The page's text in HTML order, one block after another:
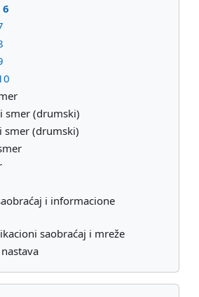
smer (drumski)
smer (drumski)
i informacione
saobraćaj i mreže